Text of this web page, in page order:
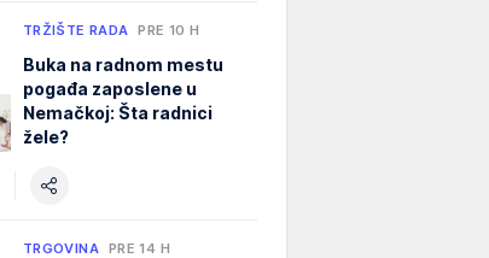
TRŽIŠTE RADA PRE 10 H
Buka na radnom mestu
pogađa zaposlene u
Nemačkoj: Šta radnici
žele?
TRGOVINA PRE 14 H